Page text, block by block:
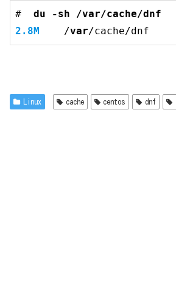
# du -sh /var/cache/dnf
2.8M
    /
var/cache/dnf
Linux cache centos dnf